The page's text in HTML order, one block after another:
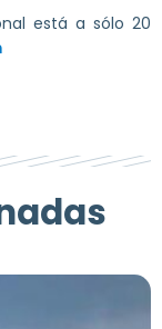
está a sólo 20